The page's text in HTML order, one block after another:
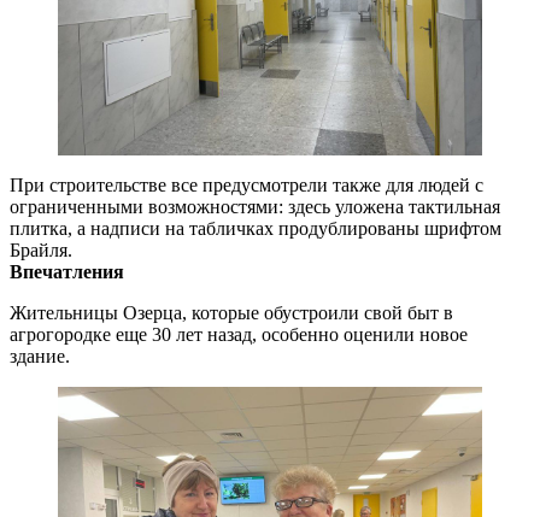
При строительстве все предусмотрели также для людей с
ограниченными возможностями: здесь уложена тактильная
плитка, а надписи на табличках продублированы шрифтом
Брайля.
Впечатления
Жительницы Озерца, которые обустроили свой быт в
агрогородке еще 30 лет назад, особенно оценили новое
здание.